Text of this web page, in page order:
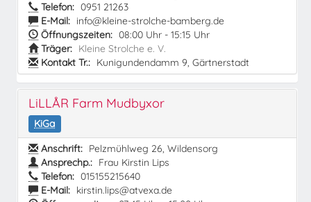
Telefon: 0951 21263
E-Mail: info@kleine-strolche-bamberg.de
Öffnungszeiten: 08:00 Uhr - 15:15 Uhr
Träger: Kleine Strolche e. V.
Kontakt Tr.: Kunigundendamm 9, Gärtnerstadt
LiLLÅR Farm Mudbyxor
KiGa
Anschrift: Pelzmühlweg 26, Wildensorg
Ansprechp.: Frau Kirstin Lips
Telefon: 015155215640
E-Mail: kirstin.lips@atvexa.de